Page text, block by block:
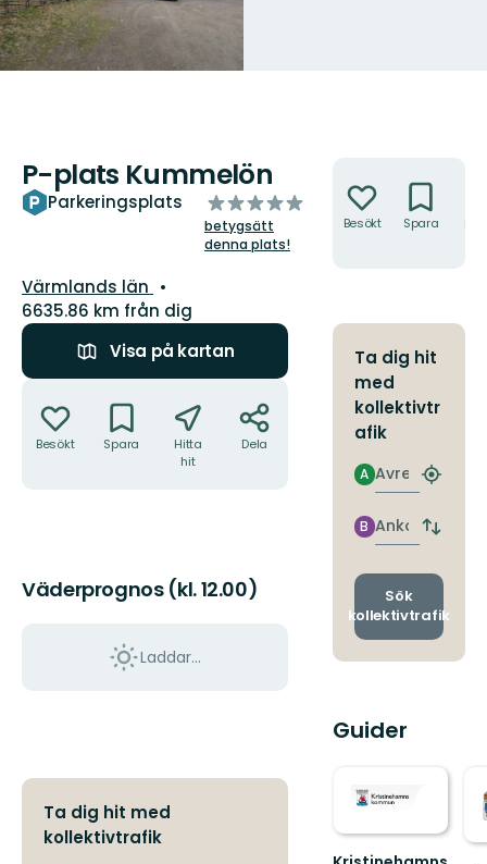
P-plats Kummelön
Parkeringsplats
av
5
stjärnor
betygsätt
denna plats!
Län:
Värmlands län
6635.86 km från dig
Visa på kartan
Besökt Spara
Hitta
hit
Dela
Väderprognos (kl. 12.00)
Laddar...
Ta dig hit med
kollektivtrafik
Besökt Spara
Ta dig hit
med
kollektivtr
afik
Avresa
A
Hitta
Ankomst
B
Byt
och
Sök
kollektivtrafik
Guider